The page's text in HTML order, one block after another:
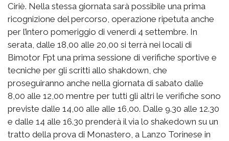
Ciriè. Nella stessa giornata sarà possibile una prima
ricognizione del percorso, operazione ripetuta anche
per l’intero pomeriggio di venerdì 4 settembre. In
serata, dalle 18,00 alle 20,00 si terrà nei locali di
Bimotor Fpt una prima sessione di verifiche sportive e
tecniche per gli scritti allo shakdown, che
proseguiranno anche nella giornata di sabato dalle
8,00 alle 12,00 mentre per tutti gli altri le verifiche sono
previste dalle 14,00 alle alle 16,00. Dalle 9.30 alle 12.30
e dalle 14 alle 16.30 prenderà il via lo shakedown su un
tratto della prova di Monastero, a Lanzo Torinese in